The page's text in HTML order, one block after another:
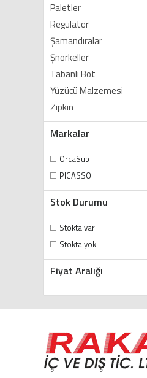
Paletler
Regulatör
Şamandıralar
Şnorkeller
Tabanlı Bot
Yüzücü Malzemesi
Zıpkın
Markalar
OrcaSub
PICASSO
Stok Durumu
Stokta var
Stokta yok
Fiyat Aralığı